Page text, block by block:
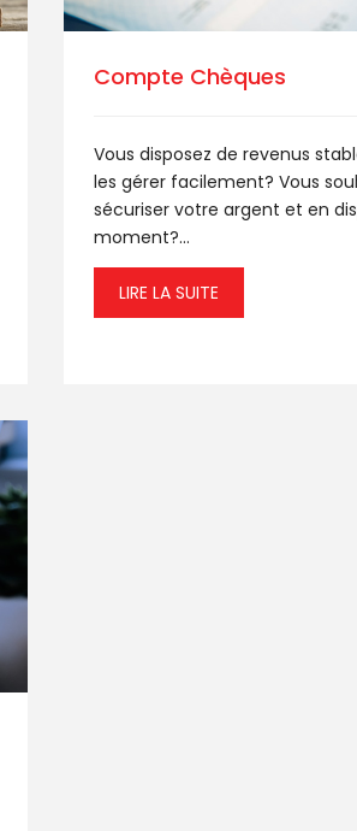
Compte Chèques
Vous disposez de revenus
les gérer facilement? Vous
sécuriser votre argent et en
moment?...
LIRE LA SUITE